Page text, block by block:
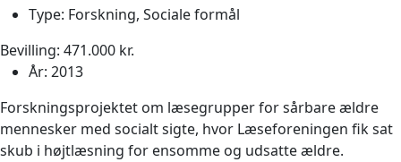
Type: Forskning, Sociale formål
Bevilling: 471.000 kr.
År: 2013
Forskningsprojektet om læsegrupper for sårbare ældre
mennesker med socialt sigte, hvor Læseforeningen fik sat
skub i højtlæsning for ensomme og udsatte ældre.